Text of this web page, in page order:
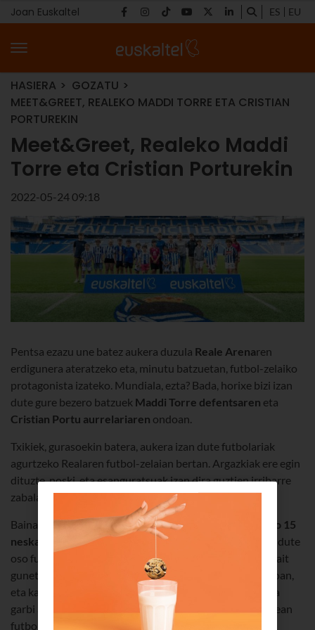
Joan Euskaltel ES EU
HASIERA
GOZATU
MEET&GREET, REALEKO MADDI TORRE ETA CRISTIAN
PORTUREKIN
Meet&Greet, Realeko Maddi
Torre eta Cristian Porturekin
2022-05-24 09:18
Pentsa ezazu une batez aukera duzula Reale Arenaren
erdigunera ateratzeko eta, minutu batzuetan, futbol-zelaiko
protagonista izateko. Mundiala, ezta? Bada, horixe bizi izan
dute gure bezero batzuek Maddi Torre defentsaren eta
Cristian Portu aurrelariaren ondoan.
Txikiek, gurasoekin batera, aukera izan dute futbolariak
agurtzeko Realaren futbol-zelaian bertan. Argazkiak ere egin
dituzte, noski, eta esanguratsuak izan dira guztien irribarre
zabalak.
Baina ez da horrekin amaitu esperientzia:
bertaratutako 15
neska-mutilek, laguntzaile batekin batera
, aukera izan dute
oso futbolzale gutxik ikusi dituzten Reale Arenako zenbait
gunetara sartzeko. Lehenik eta behin, prentsa-aretora joan,
eta kazetari-lanetan aritu dira. Saio bizi-bizia izan da, eta
garbi asko erakutsi dute ez dutela lotsa-izpirik jendaurrean
futbolaz jarduteko eta goi-mailako bi kirolariri galderak